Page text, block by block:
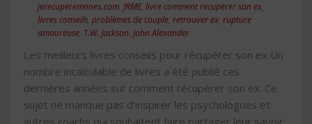
jerecuperemonex.com JRME, livre comment recuperer son ex
livres conseils problèmes de couple retrouver ex rupture
amoureuse T.W. Jackson. John Alexander
Les meilleurs livres conseils pour récupérer son ex Un
nombre incalculable de livres a été publié ces
dernières années sur comment récupérer son ex. Ce
sujet ne manque pas d’inspirer les psychologues et
autres coachs qui souhaitent faire partager leur savoir